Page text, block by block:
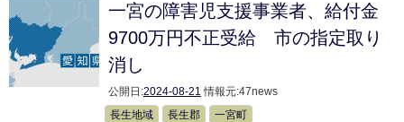
一宮の障害児支援事業者、給付金
9700万円不正受給 市の指定取り
消し
公開日:2024-08-21 情報元:47news
長生地域
長生郡 一宮町